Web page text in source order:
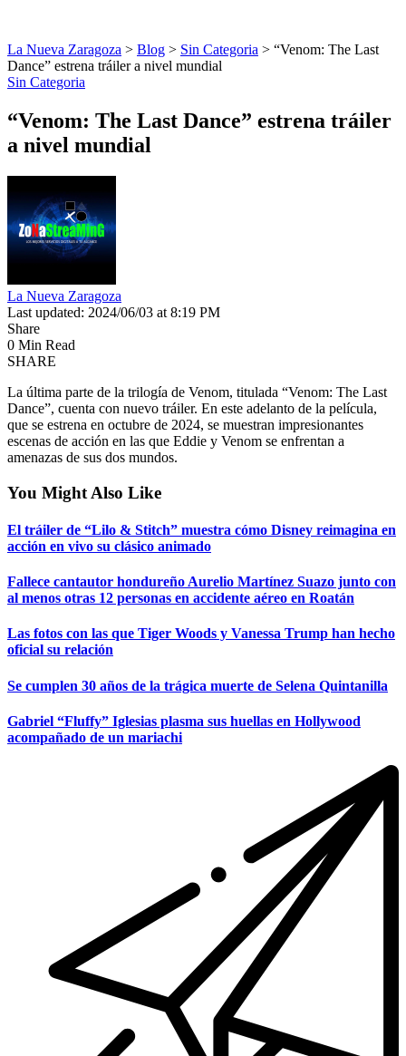
La Nueva Zaragoza > Blog > Sin Categoria > “Venom: The Last
Dance” estrena tráiler a nivel mundial
Sin Categoria
“Venom: The Last Dance” estrena tráiler
a nivel mundial
La Nueva Zaragoza
Last updated: 2024/06/03 at 8:19 PM
Share
0 Min Read
SHARE
La última parte de la trilogía de Venom, titulada “Venom: The Last
Dance”, cuenta con nuevo tráiler. En este adelanto de la película,
que se estrena en octubre de 2024, se muestran impresionantes
escenas de acción en las que Eddie y Venom se enfrentan a
amenazas de sus dos mundos.
You Might Also Like
El tráiler de “Lilo & Stitch” muestra cómo Disney reimagina en
acción en vivo su clásico animado
Fallece cantautor hondureño Aurelio Martínez Suazo junto con
al menos otras 12 personas en accidente aéreo en Roatán
Las fotos con las que Tiger Woods y Vanessa Trump han hecho
oficial su relación
Se cumplen 30 años de la trágica muerte de Selena Quintanilla
Gabriel “Fluffy” Iglesias plasma sus huellas en Hollywood
acompañado de un mariachi